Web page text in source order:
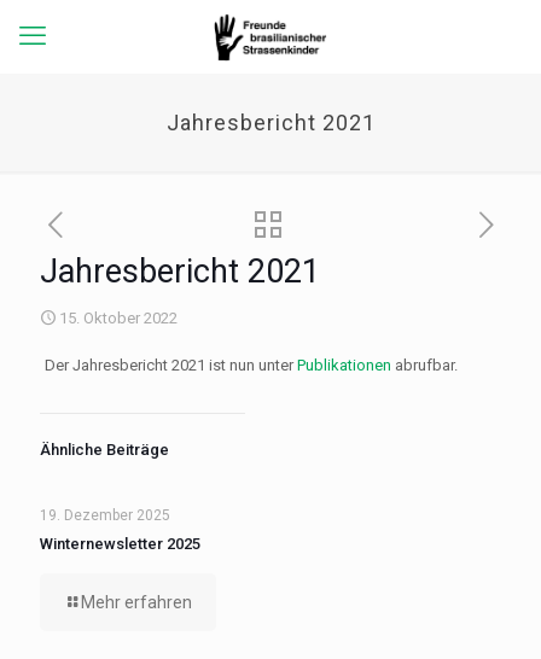
Jahresbericht 2021
Jahresbericht 2021
15. Oktober 2022
Der Jahresbericht 2021 ist nun unterPublikationen abrufbar.
Ähnliche Beiträge
19. Dezember 2025
Winternewsletter 2025
Mehr erfahren